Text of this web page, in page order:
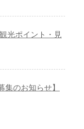
光ポイント・見
集のお知らせ】